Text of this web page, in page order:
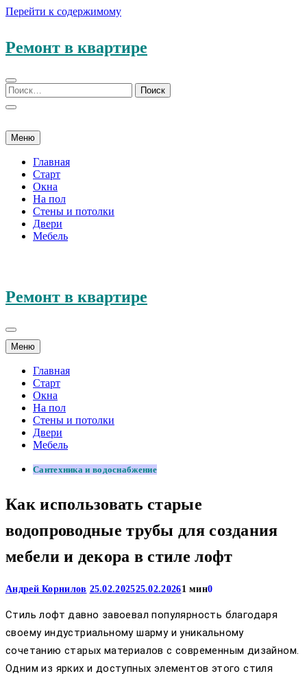
Перейти к содержимому
Ремонт в квартире
Меню
Главная
Старт
Окна
На пол
Стены и потолки
Двери
Мебель
Ремонт в квартире
Меню
Главная
Старт
Окна
На пол
Стены и потолки
Двери
Мебель
Сантехника и водоснабжение
Как использовать старые
водопроводные трубы для создания
мебели и декора в стиле лофт
Андрей Корнилов 25.02.202525.02.20261 мин0
Стиль лофт давно завоевал популярность благодаря
своему индустриальному шарму и уникальному
сочетанию старых материалов с современным дизайном.
Одним из ярких и доступных элементов этого стиля